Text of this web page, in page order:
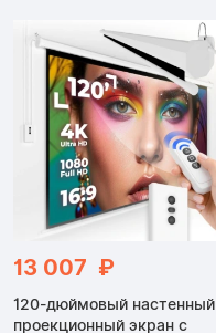
13 007 ₽
120-дюймовый настенный
проекционный экран с